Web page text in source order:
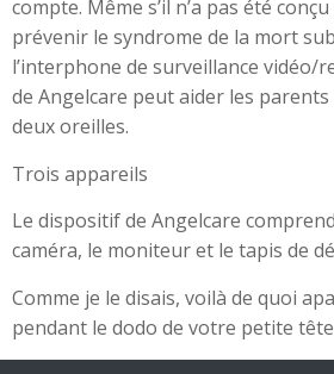
compte. Même s’il n’a pas été
prévenir le syndrome de la mort
l’interphone de surveillance vidéo/
de Angelcare peut aider les
deux oreilles.
Trois appareils
Le dispositif de Angelcare
caméra, le moniteur et le tapis de
Comme je le disais, voilà de quoi
pendant le dodo de votre petite